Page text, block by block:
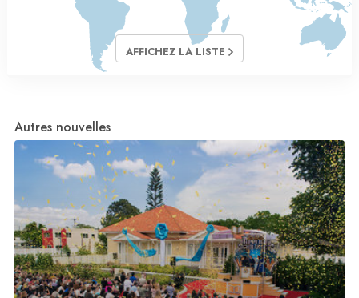
AFFICHEZ LA LISTE
Autres nouvelles